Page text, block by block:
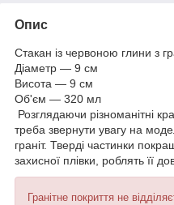
Опис
Стакан із червоною глини з
Діаметр — 9 см
Висота — 9 см
Об'єм — 320 мл
Розглядаючи різноманітні
треба звернути увагу на
граніт. Тверді частинки
захисної плівки, роблять її
Гранітне покриття не